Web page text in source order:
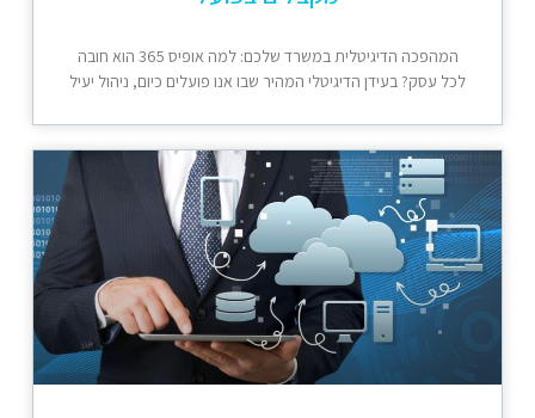
המהפכה הדיגיטלית במשרד שלכם: למה אופיס 365 הוא חובה
לכל עסק? בעידן הדיגיטלי המהיר שבו אנו פועלים כיום, ניהול יעיל